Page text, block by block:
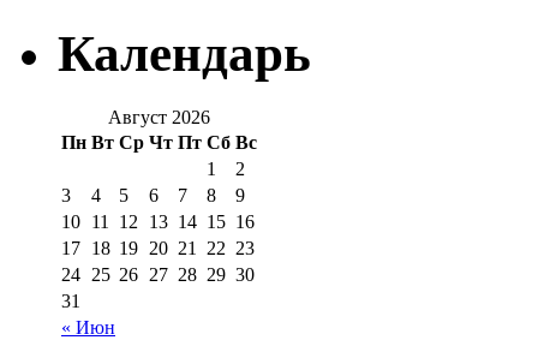
Календарь
Август 2026
Пн Вт Ср Чт Пт Сб Вс
« Июн
1
2
3
4 5 6 7 8
9
10 11 12 13 14 15 16
17 18 19 20 21 22 23
24 25 26 27 28 29 30
31